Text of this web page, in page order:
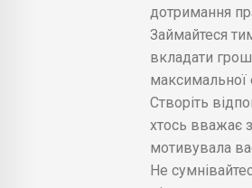
дотримання
Займайтеся
вкладати
максимальної
Створіть
хтось вважає
мотивувала
Не